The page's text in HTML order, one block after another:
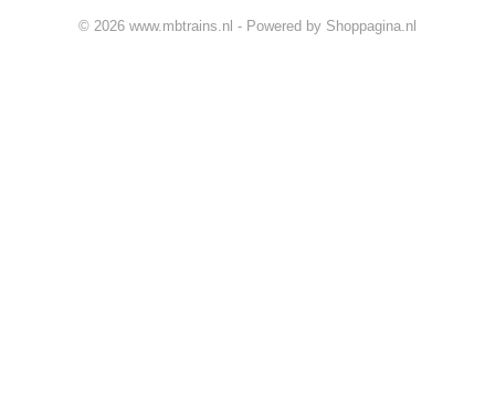
© 2026 www.mbtrains.nl - Powered by Shoppagina.nl